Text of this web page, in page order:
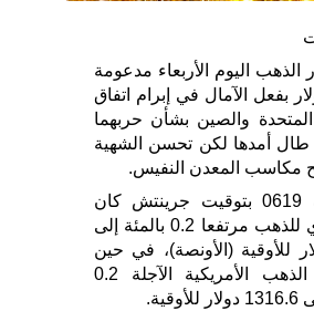
الذهب اليوم الأربعاء مدعومة
بفعل الآمال في إبرام اتفاق
المتحدة والصين بشأن حربهما
طال أمدها لكن تحسن الشهية
مكاسب المعدن النفيس.
وفي الساعة 0619 بتوقيت جرينتش كان
السعر الفوري للذهب مرتفعا 0.2 بالمئة إلى
دولار للأوقية (الأونصة)، في حين
زادت عقود الذهب الأمريكية الآجلة 0.2